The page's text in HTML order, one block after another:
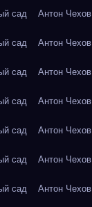
сад Антон
сад Антон
сад Антон
сад Антон
сад Антон
сад Антон
сад Антон